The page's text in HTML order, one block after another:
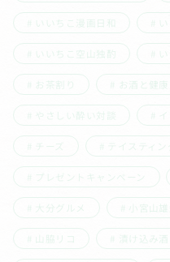
いいちこ漫画日和
いいちこ空山独酌
お茶割り お酒と健康
やさしい酔い対談
チーズ テイスティン
プレゼントキャンペーン
大分グルメ 小宮山雄
山脇リコ 漬け込み酒